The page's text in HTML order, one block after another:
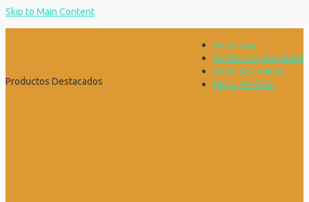
Skip to Main Content
Aviso legal
Política de privacidad
Aviso de cookies
Mapa Del Sitio
Productos Destacados